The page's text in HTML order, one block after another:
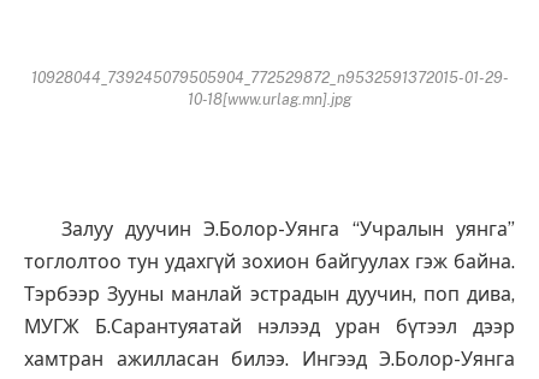
10928044_739245079505904_772529872_n9532591372015-01-29-
10-18[www.urlag.mn].jpg
Залуу дуучин Э.Болор-Уянга “Учралын уянга”
тоглолтоо тун удахгүй зохион байгуулах гэж байна.
Тэрбээр Зууны манлай эстрадын дуучин, поп дива,
МУГЖ Б.Сарантуяатай нэлээд уран бүтээл дээр
хамтран ажилласан билээ. Ингээд Э.Болор-Уянга